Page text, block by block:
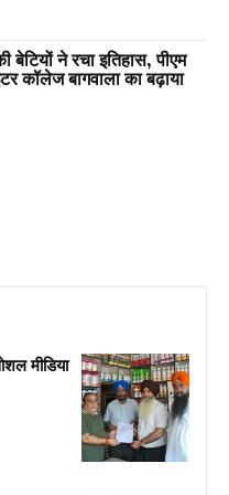
बेटियों ने रचा इतिहास, पीएम
कॉलेज बागवाला का बढ़ाया
मीडिया